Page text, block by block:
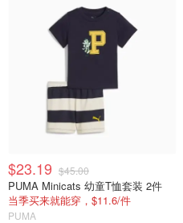
$23.19 $45.00
PUMA Minicats 幼童T恤套装 2件
当季买来就能穿，$11.6/件
PUMA